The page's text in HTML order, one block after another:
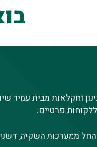
וחקלאות מבית עמיר
פרטיים.
החל ממערכות השקיה,